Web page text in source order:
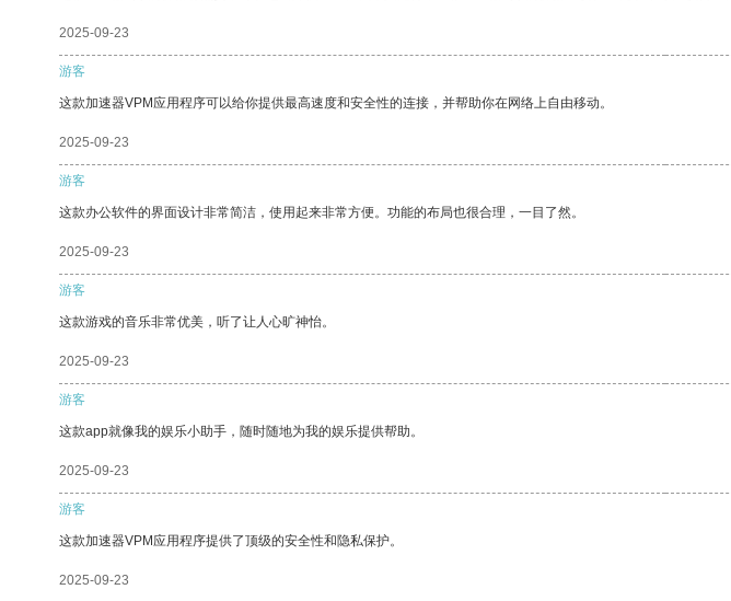
2025-09-23
游客
这款加速器VPM应用程序可以给你提供最高速度和安全性的连接，并帮助你在网络上自由移动。
2025-09-23
游客
这款办公软件的界面设计非常简洁，使用起来非常方便。功能的布局也很合理，一目了然。
2025-09-23
游客
这款游戏的音乐非常优美，听了让人心旷神怡。
2025-09-23
游客
这款app就像我的娱乐小助手，随时随地为我的娱乐提供帮助。
2025-09-23
游客
这款加速器VPM应用程序提供了顶级的安全性和隐私保护。
2025-09-23